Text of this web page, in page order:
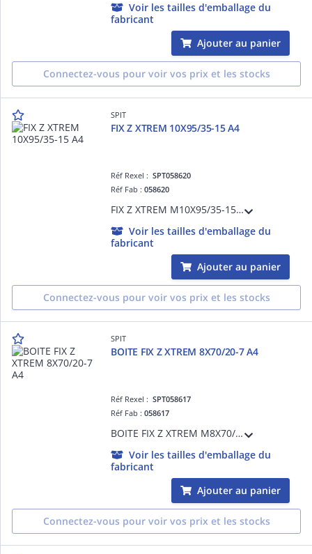
Voir les tailles d'emballage du
fabricant
Ajouter au panier
Connectez-vous pour voir vos prix et les stocks
SPIT
FIX Z XTREM 10X95/35-15 A4
Réf Rexel :SPT058620
Réf Fab :058620
FIX Z XTREM M10X95/35-15 A4 /BT50
Voir les tailles d'emballage du
fabricant
Ajouter au panier
Connectez-vous pour voir vos prix et les stocks
SPIT
BOITE FIX Z XTREM 8X70/20-7 A4
Réf Rexel :SPT058617
Réf Fab :058617
BOITE FIX Z XTREM M8X70/20-7 A4 /BT100
Voir les tailles d'emballage du
fabricant
Ajouter au panier
Connectez-vous pour voir vos prix et les stocks